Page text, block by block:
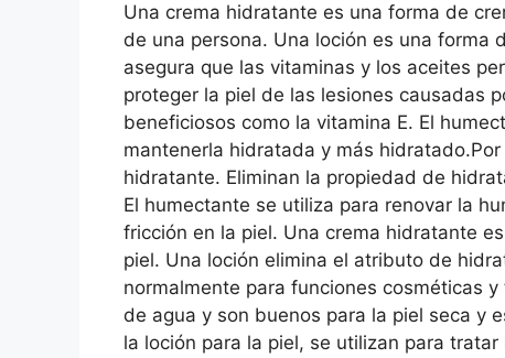
Una crema hidratante es una forma de
de una persona. Una loción es una forma
asegura que las vitaminas y los aceites
proteger la piel de las lesiones causadas
beneficiosos como la vitamina E. El
mantenerla hidratada y más
hidratante. Eliminan la propiedad de
El humectante se utiliza para renovar la
fricción en la piel. Una crema hidratante
piel. Una loción elimina el atributo de
normalmente para funciones cosméticas
de agua y son buenos para la piel seca y
la loción para la piel, se utilizan para